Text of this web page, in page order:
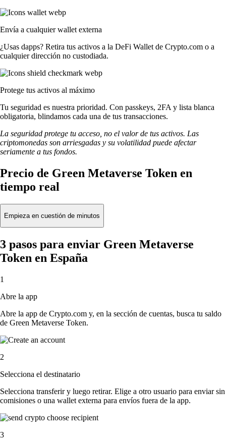
Envía a cualquier wallet externa
¿Usas dapps? Retira tus activos a la DeFi Wallet de Crypto.com o a
cualquier dirección no custodiada.
Protege tus activos al máximo
Tu seguridad es nuestra prioridad. Con passkeys, 2FA y lista blanca
obligatoria, blindamos cada una de tus transacciones.
La seguridad protege tu acceso, no el valor de tus activos. Las
criptomonedas son arriesgadas y su volatilidad puede afectar
seriamente a tus fondos.
Precio de Green Metaverse Token en
tiempo real
Empieza en cuestión de minutos
3 pasos para enviar Green Metaverse
Token en España
1
Abre la app
Abre la app de Crypto.com y, en la sección de cuentas, busca tu saldo
de Green Metaverse Token.
2
Selecciona el destinatario
Selecciona transferir y luego retirar. Elige a otro usuario para enviar sin
comisiones o una wallet externa para envíos fuera de la app.
3